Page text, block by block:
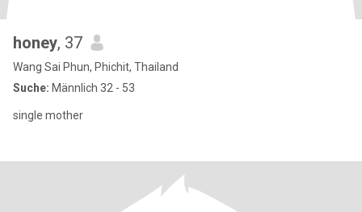
honey, 37
Wang Sai Phun, Phichit, Thailand
Suche: Männlich 32 - 53
single mother